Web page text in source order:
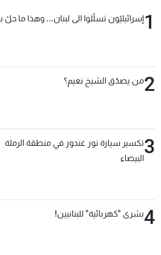
1إسرائيليّون تسلّلوا الى لبنان... وهذا ما حلّ
2من يصدّق الشيخ نعيم؟
3تكسير سيارة نور غندور في منطقة الرملة
البيضاء
4بشرى "كهربائية" للبنانيين!